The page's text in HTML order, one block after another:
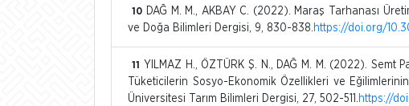
10 DAĞ M. M., AKBAY C. (2022). Maraş Tarhanası
ve Doğa Bilimleri Dergisi, 9, 830-838. https://doi.org/
11
YILMAZ H., ÖZTÜRK Ş. N., DAĞ M. M. (2022). Semt
Tüketicilerin Sosyo-Ekonomik Özellikleri ve
Üniversitesi Tarım Bilimleri Dergisi, 27, 502-511. https://